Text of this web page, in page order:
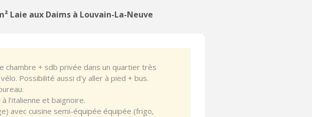
Laie aux Daims à Louvain-La-Neuve
chambre + sdb privée dans un quartier très
Possibilité aussi d'y aller à pied + bus.
l'italienne et baignoire.
avec cuisine semi-équipée équipée (frigo,